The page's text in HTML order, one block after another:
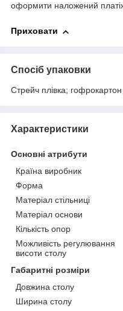
оформити наложений
Приховати
Спосіб упаковки
Стрейч плівка;
Характеристики
Основні атрибути
Країна виробник
Форма
Матеріал стільниці
Матеріал основи
Кількість опор
Можливість регулювання
висоти столу
Габаритні розміри
Довжина столу
Ширина столу